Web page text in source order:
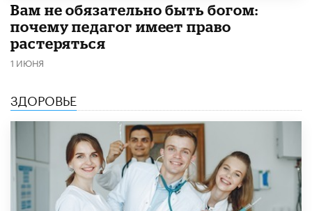
​Вам не обязательно быть богом:
почему педагог имеет право
растеряться
1 ИЮНЯ
ЗДОРОВЬЕ